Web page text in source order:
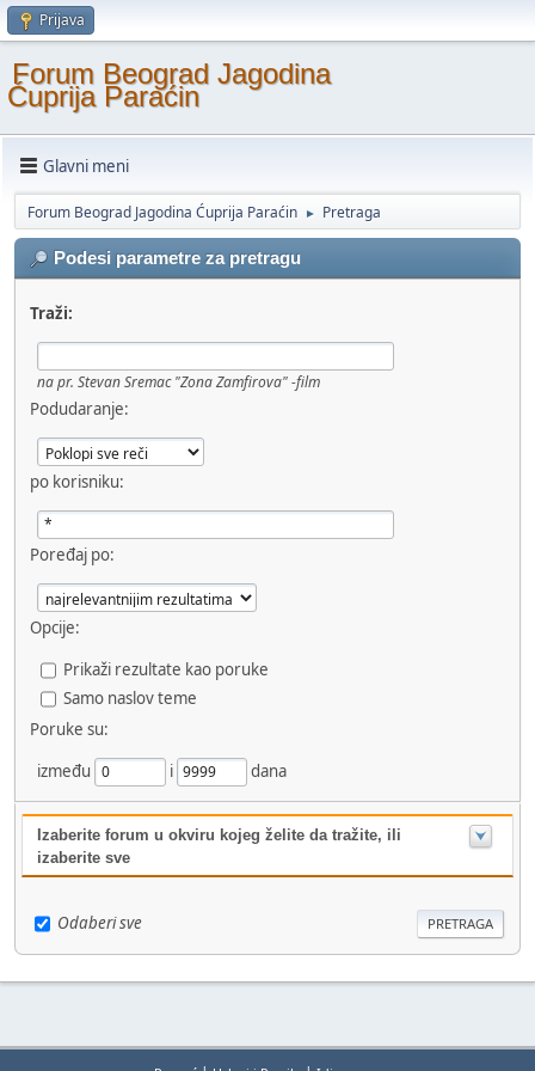
Prijava
Forum Beograd Jagodina
Ćuprija Paraćin
Glavni meni
Forum Beograd Jagodina Ćuprija Paraćin ► Pretraga
Podesi parametre za pretragu
Traži:
na pr. Stevan Sremac "Zona Zamfirova" -film
Podudaranje:
po korisniku:
Poređaj po:
Opcije:
Prikaži rezultate kao poruke
Samo naslov teme
Poruke su:
između
i dana
Izaberite forum u okviru kojeg želite da tražite, ili
izaberite sve
Odaberi sve